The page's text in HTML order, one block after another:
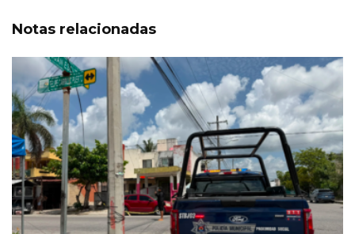
Notas relacionadas